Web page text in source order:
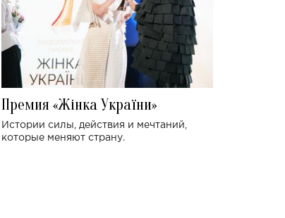
Премия «Жінка України»
Истории силы, действия и мечтаний,
которые меняют страну.